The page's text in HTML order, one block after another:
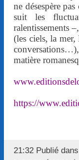
ne désespère
suit les
ralentissements
(les ciels, la mer,
matière
https://
21:32 Publié